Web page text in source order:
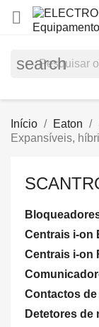

search
Início Eaton
Expansíveis,
Centrais i-on
Centrais i-on
Contactos
Detetores de